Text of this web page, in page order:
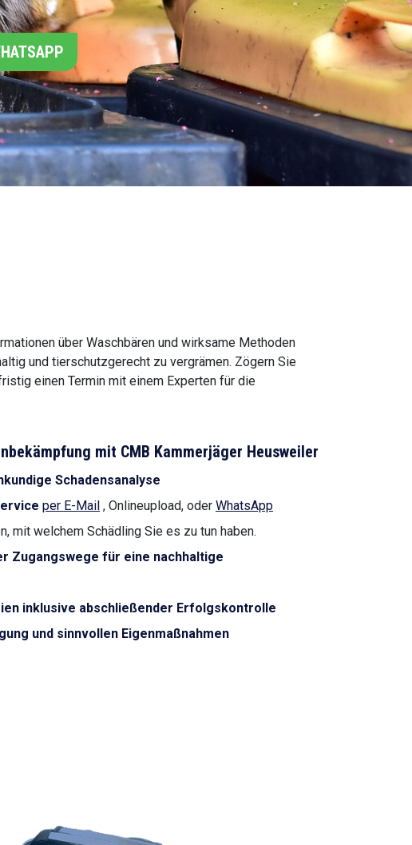
über Waschbären und wirksame Methoden
und tierschutzgerecht zu vergrämen. Zögern Sie
einen Termin mit einem Experten für die
mit CMB Kammerjäger Heusweiler
Schadensanalyse
per E-Mail , Onlineupload, oder WhatsApp
mit welchem Schädling Sie es zu tun haben.
Zugangswege für eine nachhaltige
inklusive abschließender Erfolgskontrolle
und sinnvollen Eigenmaßnahmen